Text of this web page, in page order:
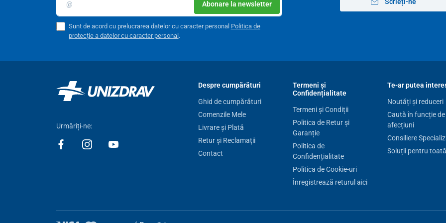
Abonare la newsletter
Sunt de acord cu prelucrarea datelor cu caracter personal Politica de
protecție a datelor cu caracter personal .
Urmăriți-ne:
Despre cumpărături
Ghid de cumpărături
Comenzile Mele
Livrare și Plată
Retur și Reclamații
Contact
Termeni și
Confidențialitate
Termeni și Condiții
Politica de Retur și
Garanție
Politica de
Confidențialitate
Politica de Cookie-uri
Înregistrează returul aici
Te-ar putea
Noutăți și reduceri
Caută în funcție de
afecțiuni
Consiliere
Soluții pentru